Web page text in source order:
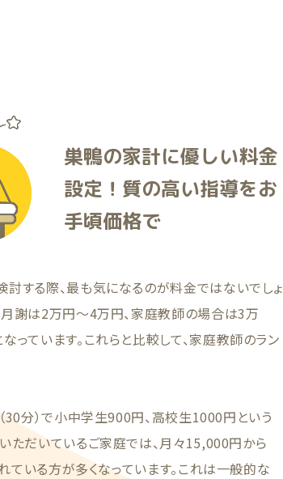
巣鴨の家計に優しい料金
設定！質の高い指導をお
手頃価格で
する際、最も気になるのが料金ではないでしょ
謝は2万円〜4万円、家庭教師の場合は3万
っています。これらと比較して、家庭教師のラン
30分）で小中学生900円、高校生1000円という
ただいているご家庭では、月々15,000円から
いる方が多くなっています。これは一般的な